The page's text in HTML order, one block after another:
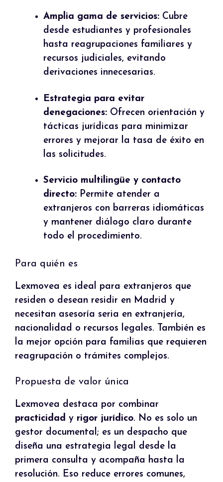
Amplia gama de servicios: Cubre
desde estudiantes y profesionales
hasta reagrupaciones familiares y
recursos judiciales, evitando
derivaciones innecesarias.
Estrategia para evitar
denegaciones: Ofrecen orientación y
tácticas jurídicas para minimizar
errores y mejorar la tasa de éxito en
las solicitudes.
Servicio multilingüe y contacto
directo: Permite atender a
extranjeros con barreras idiomáticas
y mantener diálogo claro durante
todo el procedimiento.
Para quién es
Lexmovea es ideal para extranjeros que
residen o desean residir en Madrid y
necesitan asesoría seria en extranjería,
nacionalidad o recursos legales. También es
la mejor opción para familias que requieren
reagrupación o trámites complejos.
Propuesta de valor única
Lexmovea destaca por combinar
practicidad y rigor jurídico. No es solo un
gestor documental; es un despacho que
diseña una estrategia legal desde la
primera consulta y acompaña hasta la
resolución. Eso reduce errores comunes,